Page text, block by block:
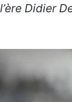
l’ère Didier